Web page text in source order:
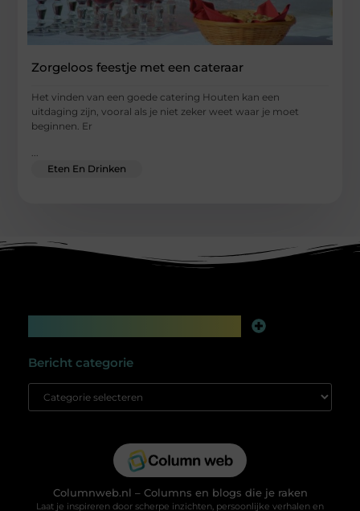
Zorgeloos feestje met een cateraar
Het vinden van een goede catering Houten kan een
uitdaging zijn, vooral als je niet zeker weet waar je moet
beginnen. Er
Eten En Drinken
Bericht categorie
Columnweb.nl – Columns en blogs die je raken
Laat je inspireren door scherpe inzichten, persoonlijke verhalen en